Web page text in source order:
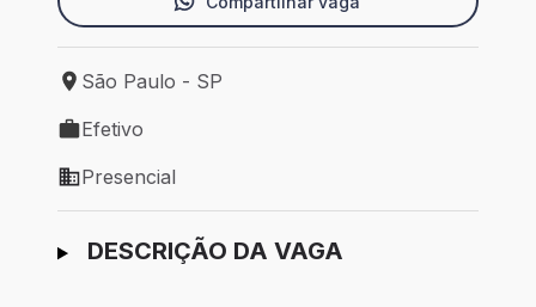
Local de trabalho: São Paulo - SP
São Paulo - SP
Tipo de vaga: Efetivo
Efetivo
Modelo de trabalho: Presencial
Presencial
Ir para candidatura
DESCRIÇÃO DA VAGA